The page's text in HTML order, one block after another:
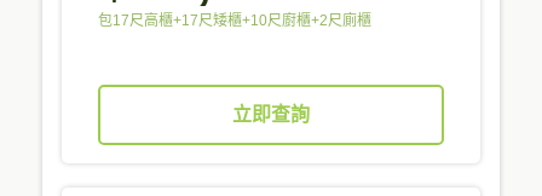
包17尺高櫃+17尺矮櫃+10尺廚櫃+2尺廁櫃
立即查詢